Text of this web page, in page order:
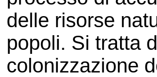
delle risorse
popoli. Si tratta
colonizzazione